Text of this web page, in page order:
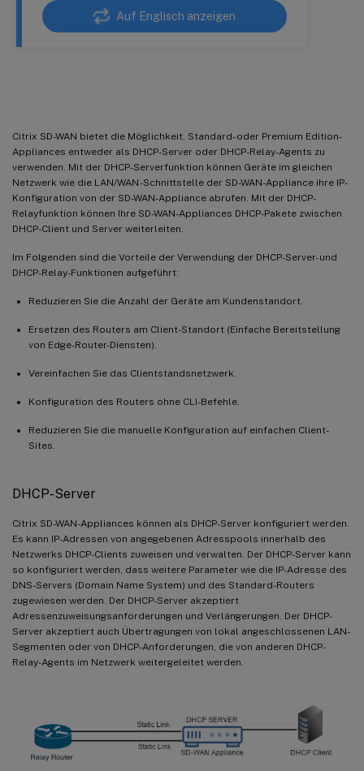
Auf Englisch anzeigen
Citrix SD-WAN bietet die Möglichkeit, Standard- oder Premium Edition-
Appliances entweder als DHCP-Server oder DHCP-Relay-Agents zu
verwenden. Mit der DHCP-Serverfunktion können Geräte im gleichen
Netzwerk wie die LAN/WAN -Schnittstelle der SD-WAN-Appliance ihre IP-
Konfiguration von der SD-WAN-Appliance abrufen. Mit der DHCP-
Relayfunktion können Ihre SD-WAN-Appliances DHCP-Pakete zwischen
DHCP-Client und Server weiterleiten.
Im Folgenden sind die Vorteile der Verwendung der DHCP-Server- und
DHCP-Relay-Funktionen aufgeführt:
Reduzieren Sie die Anzahl der Geräte am Kundenstandort.
Ersetzen des Routers am Client-Standort (Einfache Bereitstellung
von Edge-Router-Diensten).
Vereinfachen Sie das Clientstandsnetzwerk.
Konfiguration des Routers ohne CLI-Befehle.
Reduzieren Sie die manuelle Konfiguration auf einfachen Client-
Sites.
DHCP-Server
Citrix SD-WAN-Appliances können als DHCP-Server konfiguriert werden.
Es kann IP-Adressen von angegebenen Adresspools innerhalb des
Netzwerks DHCP-Clients zuweisen und verwalten. Der DHCP-Server kann
so konfiguriert werden, dass weitere Parameter wie die IP-Adresse des
DNS-Servers (Domain Name System) und des Standard-Routers
zugewiesen werden. Der DHCP-Server akzeptiert
Adressenzuweisungsanforderungen und Verlängerungen. Der DHCP-
Server akzeptiert auch Übertragungen von lokal angeschlossenen LAN-
Segmenten oder von DHCP-Anforderungen, die von anderen DHCP-
Relay-Agents im Netzwerk weitergeleitet werden.